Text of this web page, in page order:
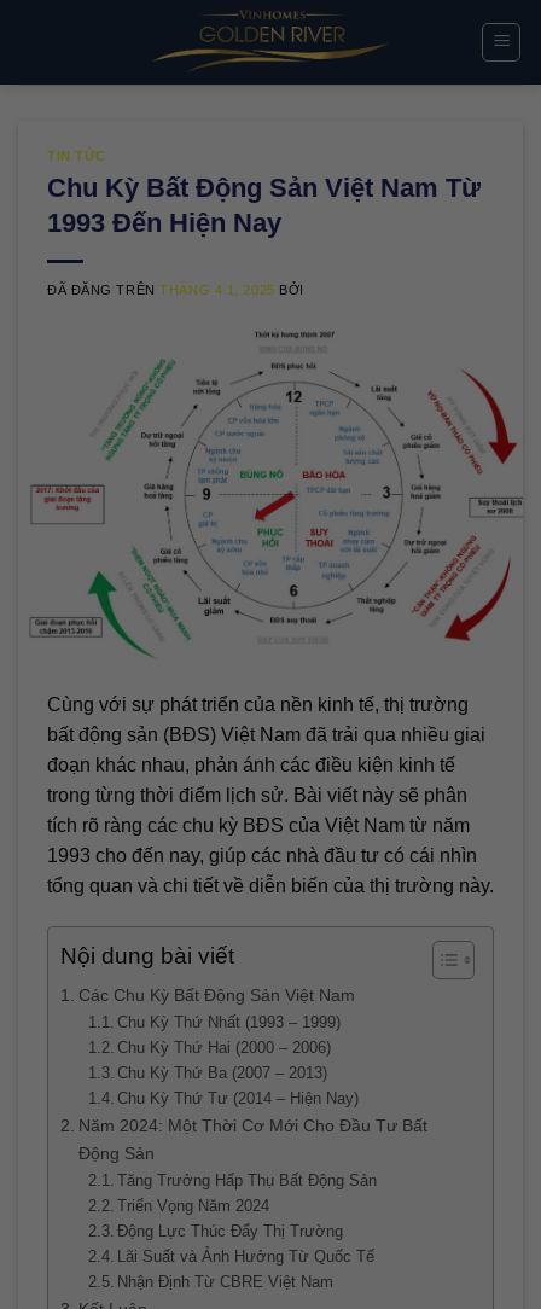
TIN TỨC
Chu Kỳ Bất Động Sản Việt Nam Từ
1993 Đến Hiện Nay
ĐÃ ĐĂNG TRÊNTHÁNG 4 1, 2025 BỞI
Cùng với sự phát triển của nền kinh tế, thị trường
bất động sản (BĐS) Việt Nam đã trải qua nhiều giai
đoạn khác nhau, phản ánh các điều kiện kinh tế
trong từng thời điểm lịch sử. Bài viết này sẽ phân
tích rõ ràng các chu kỳ BĐS của Việt Nam từ năm
1993 cho đến nay, giúp các nhà đầu tư có cái nhìn
tổng quan và chi tiết về diễn biến của thị trường này.
Nội dung bài viết
Các Chu Kỳ Bất Động Sản Việt Nam
Chu Kỳ Thứ Nhất (1993 – 1999)
Chu Kỳ Thứ Hai (2000 – 2006)
Chu Kỳ Thứ Ba (2007 – 2013)
Chu Kỳ Thứ Tư (2014 – Hiện Nay)
Năm 2024: Một Thời Cơ Mới Cho Đầu Tư Bất
Động Sản
Tăng Trưởng Hấp Thụ Bất Động Sản
Triển Vọng Năm 2024
Động Lực Thúc Đẩy Thị Trường
Lãi Suất và Ảnh Hưởng Từ Quốc Tế
Nhận Định Từ CBRE Việt Nam